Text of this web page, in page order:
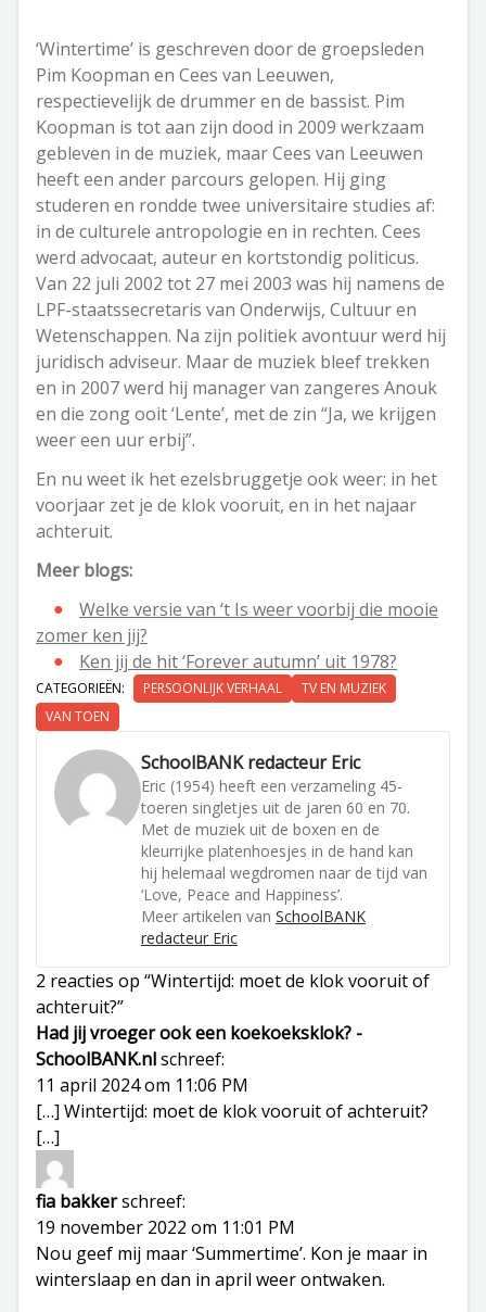
‘Wintertime’ is geschreven door de groepsleden
Pim Koopman en Cees van Leeuwen,
respectievelijk de drummer en de bassist. Pim
Koopman is tot aan zijn dood in 2009 werkzaam
gebleven in de muziek, maar Cees van Leeuwen
heeft een ander parcours gelopen. Hij ging
studeren en rondde twee universitaire studies af:
in de culturele antropologie en in rechten. Cees
werd advocaat, auteur en kortstondig politicus.
Van 22 juli 2002 tot 27 mei 2003 was hij namens de
LPF-staatssecretaris van Onderwijs, Cultuur en
Wetenschappen. Na zijn politiek avontuur werd hij
juridisch adviseur. Maar de muziek bleef trekken
en in 2007 werd hij manager van zangeres Anouk
en die zong ooit ‘Lente’, met de zin “Ja, we krijgen
weer een uur erbij”.
En nu weet ik het ezelsbruggetje ook weer: in het
voorjaar zet je de klok vooruit, en in het najaar
achteruit.
Meer blogs:
Welke versie van ‘t Is weer voorbij die mooie
zomer ken jij?
Ken jij de hit ‘Forever autumn’ uit 1978?
CATEGORIEËN: PERSOONLIJK VERHAAL
TV EN MUZIEK
VAN TOEN
SchoolBANK redacteur Eric
Eric (1954) heeft een verzameling 45-
toeren singletjes uit de jaren 60 en 70.
Met de muziek uit de boxen en de
kleurrijke platenhoesjes in de hand kan
hij helemaal wegdromen naar de tijd van
‘Love, Peace and Happiness’.
Meer artikelen van SchoolBANK
redacteur Eric
2 reacties op “Wintertijd: moet de klok vooruit of
achteruit?”
Had jij vroeger ook een koekoeksklok? -
SchoolBANK.nlschreef:
11 april 2024 om 11:06 PM
[…] Wintertijd: moet de klok vooruit of achteruit?
[…]
fia bakkerschreef:
19 november 2022 om 11:01 PM
Nou geef mij maar ‘Summertime’. Kon je maar in
winterslaap en dan in april weer ontwaken.